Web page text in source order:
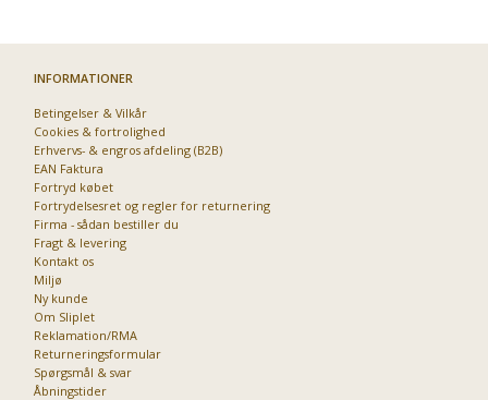
INFORMATIONER
Betingelser & Vilkår
Cookies & fortrolighed
Erhvervs- & engros afdeling (B2B)
EAN Faktura
Fortryd købet
Fortrydelsesret og regler for returnering
Firma - sådan bestiller du
Fragt & levering
Kontakt os
Miljø
Ny kunde
Om Sliplet
Reklamation/RMA
Returneringsformular
Spørgsmål & svar
Åbningstider